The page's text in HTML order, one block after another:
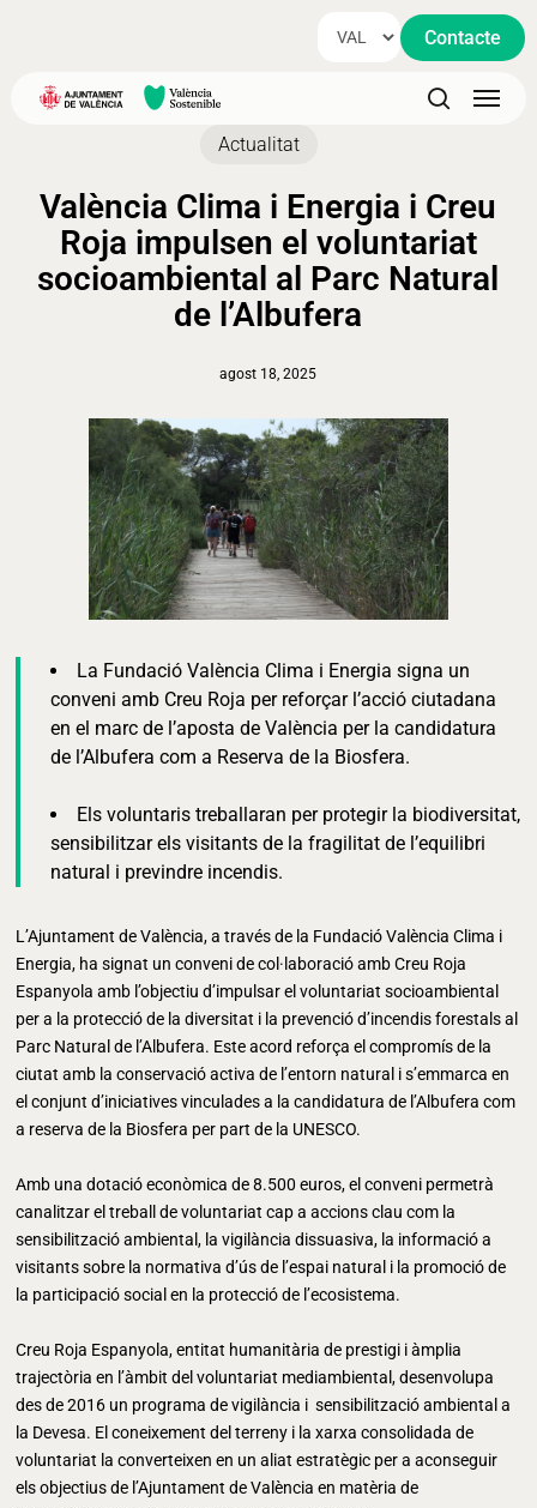
content
Contacte
search
Menu
Actualitat
València Clima i Energia i Creu
Roja impulsen el voluntariat
socioambiental al Parc Natural
de l’Albufera
agost 18, 2025
La Fundació València Clima i Energia signa un
conveni amb Creu Roja per reforçar l’acció ciutadana
en el marc de l’aposta de València per la candidatura
de l’Albufera com a Reserva de la Biosfera.
Els voluntaris treballaran per protegir la biodiversitat,
sensibilitzar els visitants de la fragilitat de l’equilibri
natural i previndre incendis.
L’Ajuntament de València, a través de la Fundació València Clima i
Energia, ha signat un conveni de col·laboració amb Creu Roja
Espanyola amb l’objectiu d’impulsar el voluntariat socioambiental
per a la protecció de la diversitat i la prevenció d’incendis forestals al
Parc Natural de l’Albufera. Este acord reforça el compromís de la
ciutat amb la conservació activa de l’entorn natural i s’emmarca en
el conjunt d’iniciatives vinculades a la candidatura de l’Albufera com
a reserva de la Biosfera per part de la UNESCO.
Amb una dotació econòmica de 8.500 euros, el conveni permetrà
canalitzar el treball de voluntariat cap a accions clau com la
sensibilització ambiental, la vigilància dissuasiva, la informació a
visitants sobre la normativa d’ús de l’espai natural i la promoció de
la participació social en la protecció de l’ecosistema.
Creu Roja Espanyola, entitat humanitària de prestigi i àmplia
trajectòria en l’àmbit del voluntariat mediambiental, desenvolupa
des de 2016 un programa de vigilància i sensibilització ambiental a
la Devesa. El coneixement del terreny i la xarxa consolidada de
voluntariat la converteixen en un aliat estratègic per a aconseguir
els objectius de l’Ajuntament de València en matèria de